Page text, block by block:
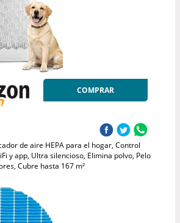
COMPRAR
de aire HEPA para el hogar, Control
y app, Ultra silencioso, Elimina polvo, Pelo
Cubre hasta 167 m²